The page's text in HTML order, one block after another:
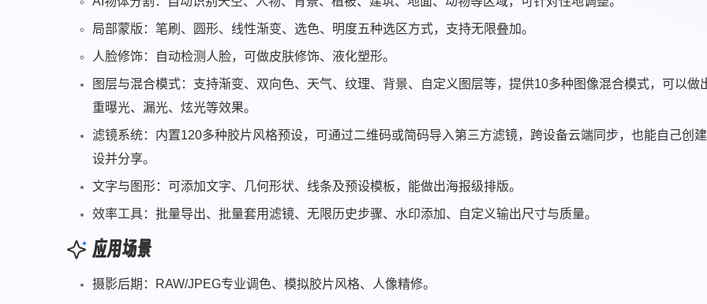
局部蒙版：笔刷、圆形、线性渐变、选色、明度五种选区方式，支持无限叠加。
人脸修饰：自动检测人脸，可做皮肤修饰、液化塑形。
图层与混合模式：支持渐变、双向色、天气、纹理、背景、自定义图层等，提供10多种图像混合模式，可以做
重曝光、漏光、炫光等效果。
滤镜系统：内置120多种胶片风格预设，可通过二维码或简码导入第三方滤镜，跨设备云端同步，也能自己创
设并分享。
文字与图形：可添加文字、几何形状、线条及预设模板，能做出海报级排版。
效率工具：批量导出、批量套用滤镜、无限历史步骤、水印添加、自定义输出尺寸与质量。
应用场景
摄影后期：RAW/JPEG专业调色、模拟胶片风格、人像精修。